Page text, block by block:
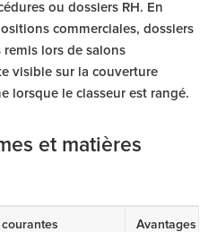
ou dossiers RH. En
commerciales, dossiers
lors de salons
visible sur la couverture
lorsque le classeur est rangé.
et matières
Avantages